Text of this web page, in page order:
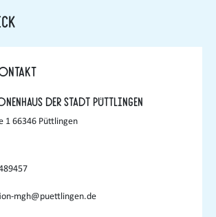
der Stadt Püttlingen
1 66346 Püttlingen
mgh@puettlingen.de